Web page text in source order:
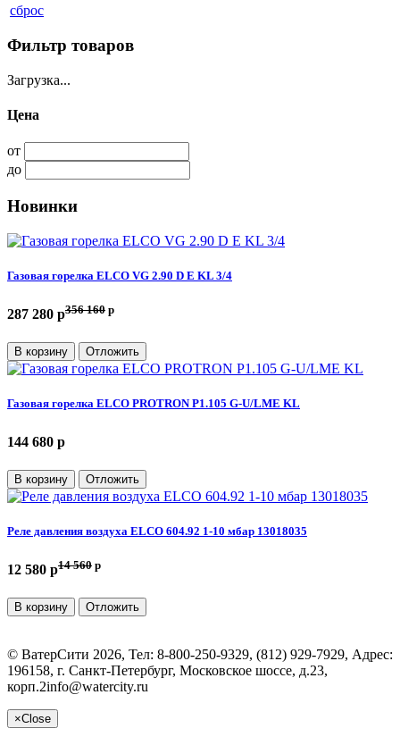
сброс
Фильтр товаров
Загрузка...
Цена
от
до
Новинки
Газовая горелка ELCO VG 2.90 D E KL 3/4
287 280 p356 160 p
В корзину Отложить
Газовая горелка ELCO PROTRON P1.105 G-U/LME KL
144 680 p
В корзину Отложить
Реле давления воздуха ELCO 604.92 1-10 мбар 13018035
12 580 p14 560 p
В корзину Отложить
© ВатерСити 2026, Тел: 8-800-250-9329, (812) 929-7929, Адрес:
196158, г. Санкт-Петербург, Московское шоссе, д.23,
корп.2info@watercity.ru
×Close